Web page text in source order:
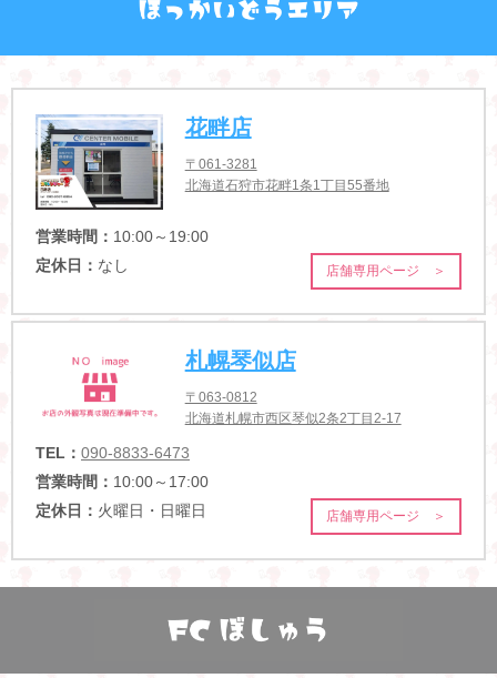
花畔店
〒061-3281
北海道石狩市花畔1条1丁目55番地
営業時間： 10:00～19:00
定休日： なし 店舗専用ページ ＞
札幌琴似店
〒063-0812
北海道札幌市西区琴似2条2丁目2-17
TEL： 090-8833-6473
営業時間： 10:00～17:00
定休日： 火曜日・日曜日 店舗専用ページ ＞